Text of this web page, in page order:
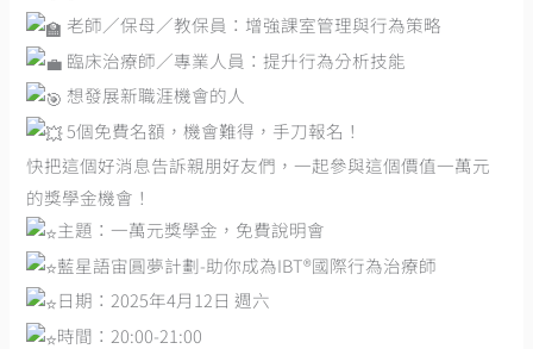
老師／保母／教保員：增強課室管理與行為策略
臨床治療師／專業人員：提升行為分析技能
想發展新職涯機會的人
5個免費名額，機會難得，手刀報名！
快把這個好消息告訴親朋好友們，一起參與這個價值一萬元
的獎學金機會！
主題：一萬元獎學金，免費說明會
藍星語宙圓夢計劃-助你成為IBT®國際行為治療師
日期：2025年4月12日 週六
時間：20:00-21:00